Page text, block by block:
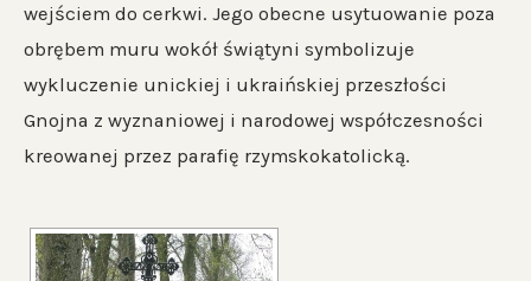
wejściem do cerkwi. Jego obecne usytuowanie poza
obrębem muru wokół świątyni symbolizuje
wykluczenie unickiej i ukraińskiej przeszłości
Gnojna z wyznaniowej i narodowej współczesności
kreowanej przez parafię rzymskokatolicką.